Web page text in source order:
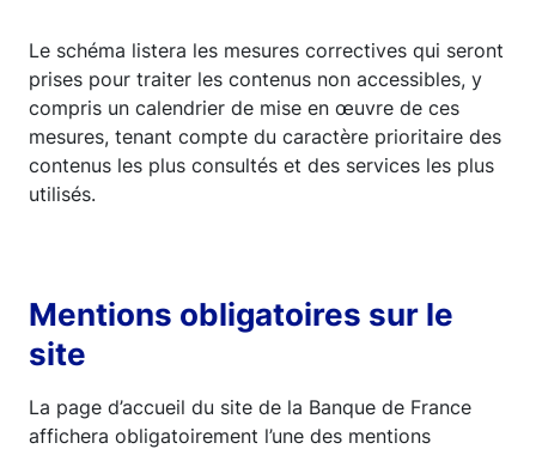
Le schéma listera les mesures correctives qui seront
prises pour traiter les contenus non accessibles, y
compris un calendrier de mise en œuvre de ces
mesures, tenant compte du caractère prioritaire des
contenus les plus consultés et des services les plus
utilisés.
Mentions obligatoires sur le
site
La page d’accueil du site de la Banque de France
affichera obligatoirement l’une des mentions